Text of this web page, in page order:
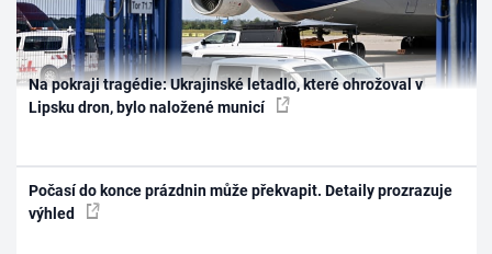
Sledujte prima+
Přihlášení
Sledujte nás
Na pokraji tragédie: Ukrajinské letadlo, které ohrožoval v
Lipsku dron, bylo naložené municí
Počasí do konce prázdnin může překvapit. Detaily prozrazuje
výhled